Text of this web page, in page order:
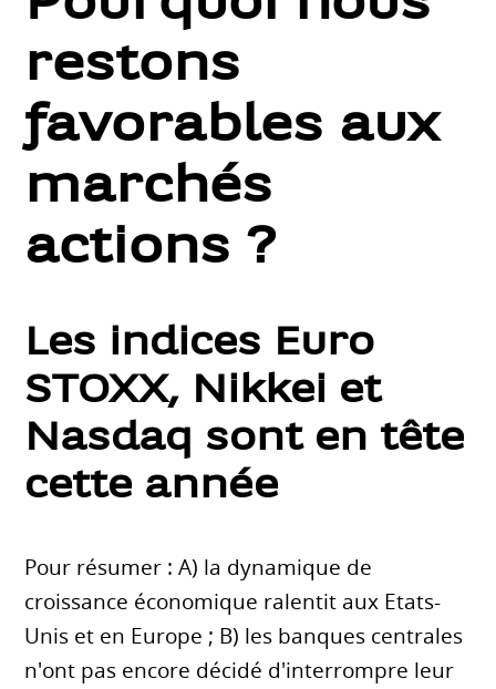
restons
favorables aux
marchés
actions ?
Les indices Euro
STOXX, Nikkei et
Nasdaq sont en tête
cette année
Pour résumer : A) la dynamique de
croissance économique ralentit aux Etats-
Unis et en Europe ; B) les banques centrales
n'ont pas encore décidé d'interrompre leur